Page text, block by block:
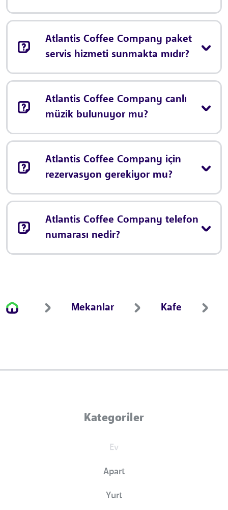
Atlantis Coffee Company paket
servis hizmeti sunmakta mıdır?
Atlantis Coffee Company canlı
müzik bulunuyor mu?
Atlantis Coffee Company için
rezervasyon gerekiyor mu?
Atlantis Coffee Company telefon
numarası nedir?
Mekanlar Kafe
Kategoriler
Ev
Apart
Yurt